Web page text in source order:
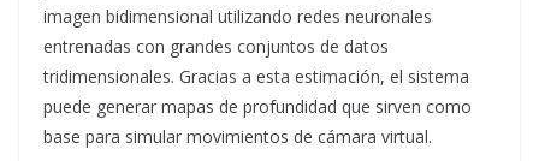
imagen bidimensional utilizando redes neuronales
entrenadas con grandes conjuntos de datos
tridimensionales. Gracias a esta estimación, el sistema
puede generar mapas de profundidad que sirven como
base para simular movimientos de cámara virtual.